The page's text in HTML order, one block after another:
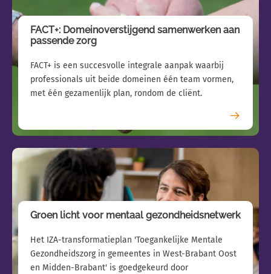
FACT+: Domeinoverstijgend samenwerken aan
passende zorg
FACT+ is een succesvolle integrale aanpak waarbij
professionals uit beide domeinen één team vormen,
met één gezamenlijk plan, rondom de cliënt.
Groen licht voor mentaal gezondheidsnetwerk
Het IZA-transformatieplan 'Toegankelijke Mentale
Gezondheidszorg in gemeentes in West-Brabant Oost
en Midden-Brabant' is goedgekeurd door